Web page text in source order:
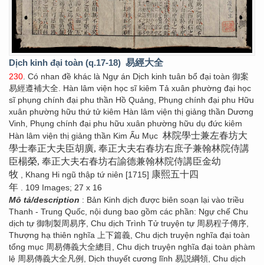
Dịch kinh đại toàn (q.17-18) 易經大全
230. Có nhan đề khác là Ngự án Dịch kinh tuân bổ đại toàn 御案
易經遵補大全. Hàn lâm viện học sĩ kiêm Tả xuân phường đại học
sĩ phụng chính đại phu thần Hồ Quảng, Phụng chính đại phu Hữu
xuân phường hữu thứ tử kiêm Hàn lâm viện thị giảng thần Dương
Vinh, Phụng chính đại phu hữu xuân phường hữu dụ đức kiêm
Hàn lâm viện thị giảng thần Kim Ấu Mục 林院學士兼左春坊大
學士奉正大夫臣胡廣, 奉正大夫右春坊右庶子兼翰林院侍講
臣楊榮, 奉正大夫右春坊右諭德兼翰林院侍講臣金幼
牧 , Khang Hi ngũ thập tứ niên [1715] 康熙五十四
年 . 109 Images; 27 x 16
Mô tả/description : Bản Kinh dịch được biên soạn lại vào triều
Thanh - Trung Quốc, nội dung bao gồm các phần: Ngự chế Chu
dịch tự 御制製周易序, Chu dịch Trình Tử truyện tự 周易程子傳序,
Thượng hạ thiên nghĩa 上下篇義, Chu dịch truyện nghĩa đại toàn
tổng mục 周易傳義大全總目, Chu dịch truyện nghĩa đại toàn phàm
lệ 周易傳義大全凡例, Dịch thuyết cương lĩnh 易説綱領, Chu dịch